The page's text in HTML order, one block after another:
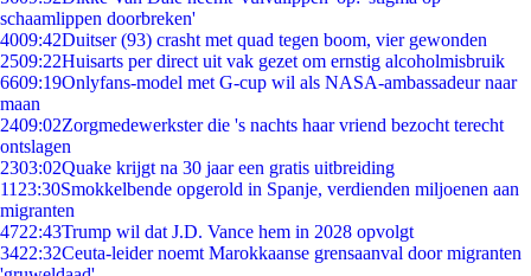
schaamlippen doorbreken'
4009:42Duitser (93) crasht met quad tegen boom, vier gewonden
2509:22Huisarts per direct uit vak gezet om ernstig alcoholmisbruik
6609:19Onlyfans-model met G-cup wil als NASA-ambassadeur naar
maan
2409:02Zorgmedewerkster die 's nachts haar vriend bezocht terecht
ontslagen
2303:02Quake krijgt na 30 jaar een gratis uitbreiding
11 23:30Smokkelbende opgerold in Spanje, verdienden miljoenen aan
migranten
4722:43Trump wil dat J.D. Vance hem in 2028 opvolgt
3422:32Ceuta-leider noemt Marokkaanse grensaanval door migranten